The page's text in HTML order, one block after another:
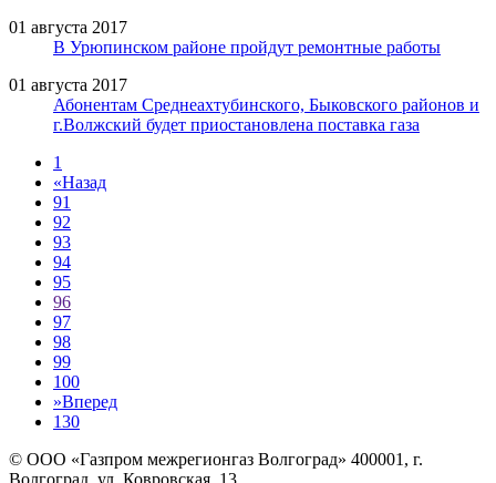
01 августа 2017
В Урюпинском районе пройдут ремонтные работы
01 августа 2017
Абонентам Среднеахтубинского, Быковского районов и
г.Волжский будет приостановлена поставка газа
1
«Назад
91
92
93
94
95
96
97
98
99
100
»Вперед
130
© ООО «Газпром межрегионгаз Волгоград» 400001, г.
Волгоград, ул. Ковровская, 13